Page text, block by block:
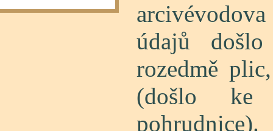
údajů
rozedmě
(došlo